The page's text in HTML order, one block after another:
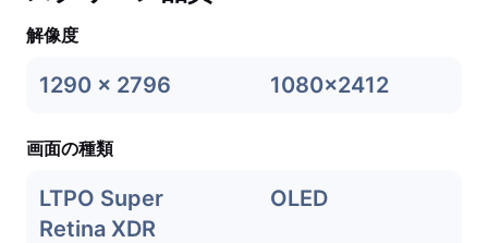
解像度
1290 x 2796 1080x2412
画面の種類
LTPO Super
Retina XDR
OLED